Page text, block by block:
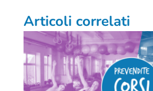
Articoli correlati